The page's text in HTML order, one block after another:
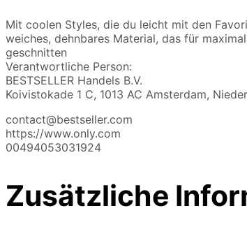
Mit coolen Styles, die du leicht mit den
weiches, dehnbares Material, das für
geschnitten
Verantwortliche Person:
BESTSELLER Handels B.V.
Koivistokade 1 C, 1013 AC Amsterdam,
contact@bestseller.com
https://www.only.com
00494053031924
Zusätzliche